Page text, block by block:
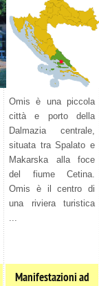
Omis è una piccola
città e porto della
Dalmazia centrale,
situata tra Spalato e
Makarska alla foce
del fiume Cetina.
Omis è il centro di
una riviera turistica
...
Manifestazioni ad